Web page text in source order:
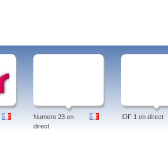
Numero 23 en
direct
IDF 1 en direct